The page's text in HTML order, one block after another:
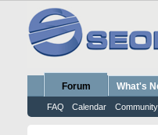
Forum
FAQ Calendar Community
What's